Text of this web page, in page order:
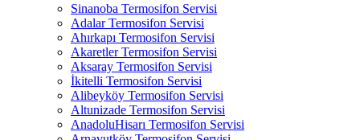
Sinanoba Termosifon Servisi
Adalar Termosifon Servisi
Ahırkapı Termosifon Servisi
Akaretler Termosifon Servisi
Aksaray Termosifon Servisi
İkitelli Termosifon Servisi
Alibeyköy Termosifon Servisi
Altunizade Termosifon Servisi
AnadoluHisarı Termosifon Servisi